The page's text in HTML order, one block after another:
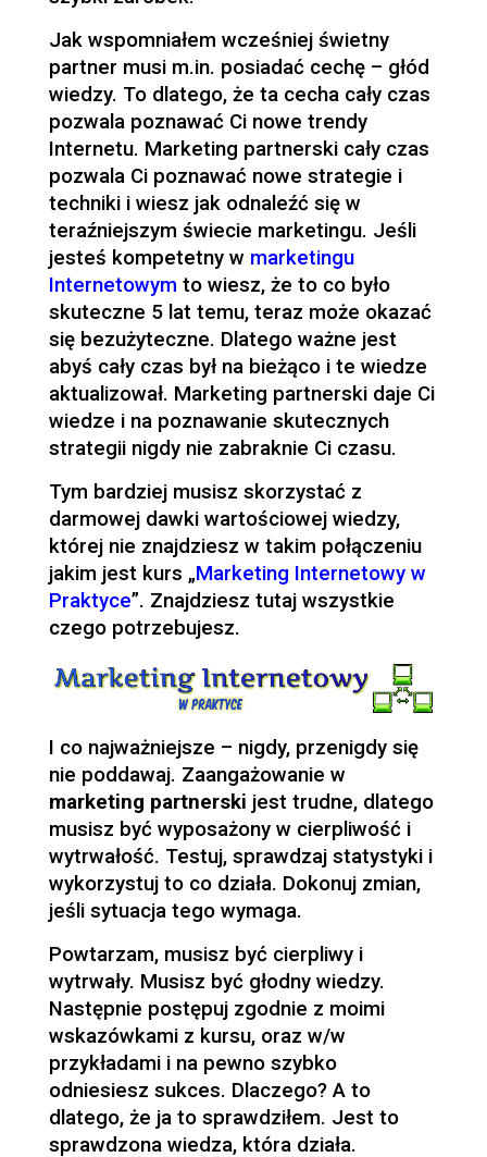
Jak wspomniałem wcześniej świetny
partner musi m.in. posiadać cechę – głód
wiedzy. To dlatego, że ta cecha cały czas
pozwala poznawać Ci nowe trendy
Internetu. Marketing partnerski cały czas
pozwala Ci poznawać nowe strategie i
techniki i wiesz jak odnaleźć się w
teraźniejszym świecie marketingu. Jeśli
jesteś kompetetny w marketingu
Internetowym to wiesz, że to co było
skuteczne 5 lat temu, teraz może okazać
się bezużyteczne. Dlatego ważne jest
abyś cały czas był na bieżąco i te wiedze
aktualizował. Marketing partnerski daje Ci
wiedze i na poznawanie skutecznych
strategii nigdy nie zabraknie Ci czasu.
Tym bardziej musisz skorzystać z
darmowej dawki wartościowej wiedzy,
której nie znajdziesz w takim połączeniu
jakim jest kurs „Marketing Internetowy w
Praktyce”. Znajdziesz tutaj wszystkie
czego potrzebujesz.
I co najważniejsze – nigdy, przenigdy się
nie poddawaj. Zaangażowanie w
marketing partnerski jest trudne, dlatego
musisz być wyposażony w cierpliwość i
wytrwałość. Testuj, sprawdzaj statystyki i
wykorzystuj to co działa. Dokonuj zmian,
jeśli sytuacja tego wymaga.
Powtarzam, musisz być cierpliwy i
wytrwały. Musisz być głodny wiedzy.
Następnie postępuj zgodnie z moimi
wskazówkami z kursu, oraz w/w
przykładami i na pewno szybko
odniesiesz sukces. Dlaczego? A to
dlatego, że ja to sprawdziłem. Jest to
sprawdzona wiedza, która działa.